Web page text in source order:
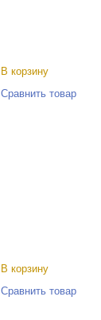
В корзину
Сравнить товар
В корзину
Сравнить товар